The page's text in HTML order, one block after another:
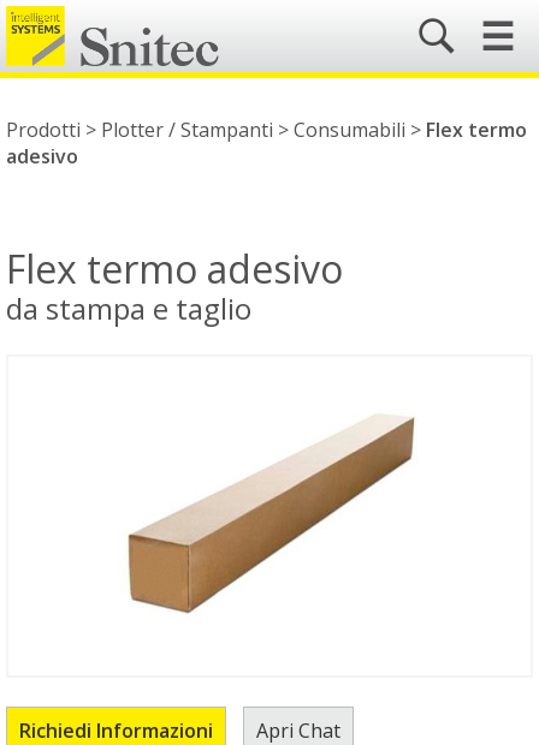
☰
Prodotti > Plotter / Stampanti >Consumabili > Flex termo
adesivo
Flex termo adesivo
da stampa e taglio
Richiedi Informazioni Apri Chat